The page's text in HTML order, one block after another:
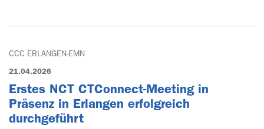
CCC ERLANGEN-EMN
21.04.2026
Erstes NCT CTConnect-Meeting in
Präsenz in Erlangen erfolgreich
durchgeführt